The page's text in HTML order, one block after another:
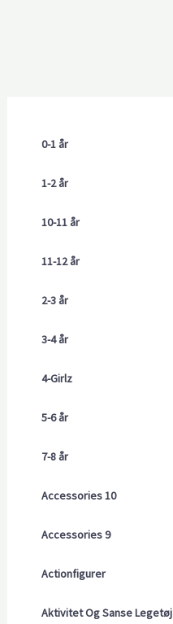
0-1 år
1-2 år
10-11 år
11-12 år
2-3 år
3-4 år
4-Girlz
5-6 år
7-8 år
Accessories 10
Accessories 9
Actionfigurer
Aktivitet Og Sanse Legetøj